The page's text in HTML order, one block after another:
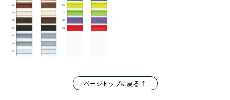
ページトップに戻る ↑